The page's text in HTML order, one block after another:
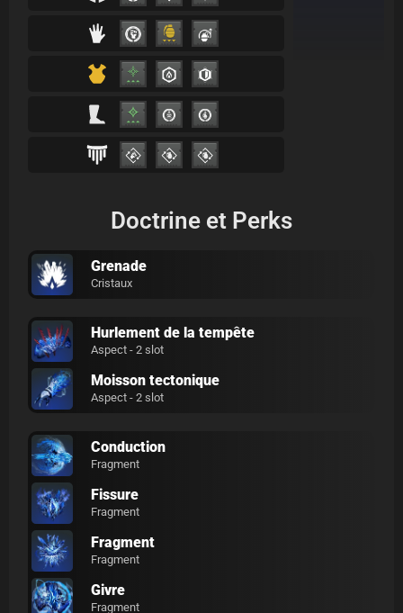
Doctrine et Perks
Grenade
Cristaux
Hurlement de la tempête
Aspect - 2 slot
Moisson tectonique
Aspect - 2 slot
Conduction
Fragment
Fissure
Fragment
Fragment
Fragment
Givre
Fragment